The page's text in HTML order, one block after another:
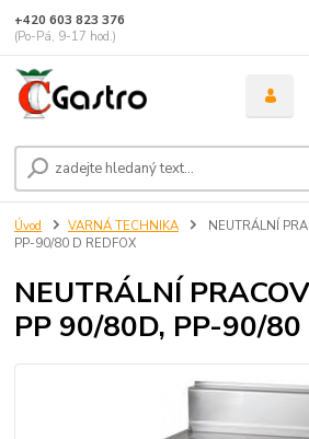
+420 603 823 376
(Po-Pá, 9-17 hod.)
Úvod VARNÁ TECHNIKA
NEUTRÁLNÍ
PP-90/80 D REDFOX
NEUTRÁLNÍ
PP 90/80D, PP-90/80